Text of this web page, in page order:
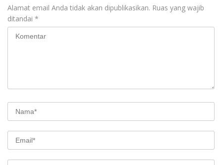
Alamat email Anda tidak akan dipublikasikan. Ruas yang wajib
ditandai *